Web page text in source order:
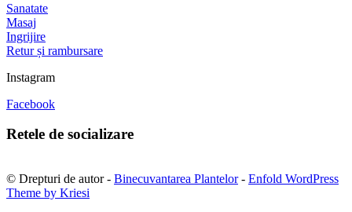
Sanatate
Masaj
Ingrijire
Retur și rambursare
Instagram
Facebook
Retele de socializare
© Drepturi de autor - Binecuvantarea Plantelor- Enfold WordPress
Theme by Kriesi